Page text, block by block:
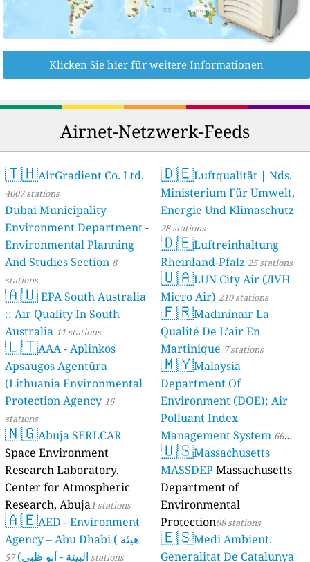
Klicken Sie hier für weitere Informationen
Airnet-Netzwerk-Feeds
🇹🇭AirGradient Co. Ltd.
4007 stations
Dubai Municipality-
Environment Department -
Environmental Planning
And Studies Section 8
stations
🇦🇺EPA South Australia
:: Air Quality In South
Australia 11 stations
🇱🇹AAA - Aplinkos
Apsaugos Agentūra
(Lithuania Environmental
Protection Agency 16
stations
🇳🇬Abuja SERLCAR
Space Environment
Research Laboratory,
Center for Atmospheric
Research, Abuja1 stations
🇦🇪AED - Environment
Agency – Abu Dhabi ( هيئة
البيئة - أبو ظبي) 57 stations
🇩🇪Luftqualität | Nds.
Ministerium Für Umwelt,
Energie Und Klimaschutz
28 stations
🇩🇪Luftreinhaltung
Rheinland-Pfalz 25 stations
🇺🇦LUN City Air (ЛУН
Місто Air) 210 stations
🇫🇷Madininair La
Qualité De L’air En
Martinique 7 stations
🇲🇾Malaysia
Department Of
Environment (DOE); Air
Polluant Index
Management System 66
stations
🇺🇸Massachusetts
MASSDEP Massachusetts
Department of
Environmental
Protection98 stations
🇪🇸Medi Ambient.
Generalitat De Catalunya